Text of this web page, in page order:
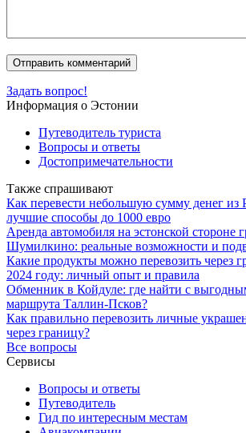
Задать вопрос!
Информация о Эстонии
Путеводитель туриста
Вопросы и ответы
Достопримечательности
Также спрашивают
Как перевести небольшую сумму денег из
лучшие способы до 1000 евро
Аренда автомобиля на эстонской стороне
Шумилкино: реальные возможности и
Какие продукты можно перевозить через
2024 году: личный опыт и правила
Обменник в Койдуле: где найти с
маршрута Таллин-Псков?
Как правильно перевозить личные
через границу?
Все вопросы
Сервисы
Вопросы и ответы
Путеводитель
Гид по интересным местам